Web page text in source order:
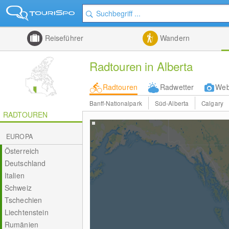
Reiseführer Wandern
Radtouren in Alberta
Radtouren Radwetter
Banff-Nationalpark Süd-Alberta Calgary
RADTOUREN
EUROPA
Österreich
Deutschland
Italien
Schweiz
Tschechien
Liechtenstein
Rumänien